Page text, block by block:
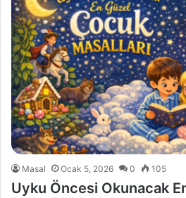
Masal Ocak 5, 2026 0 105
Uyku Öncesi Okunacak